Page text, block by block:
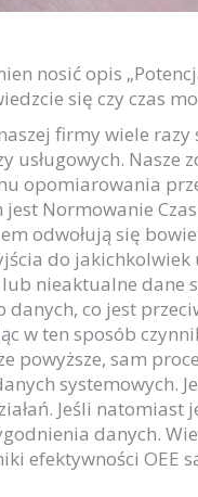
nosić opis
się czy czas
firmy wiele
usługowych. Nasze
opomiarowania
Normowanie
odwołują się
do
nieaktualne dane
co jest
w ten sposób
powyższe, sam
systemowych.
Jeśli natomiast
danych.
efektywności OEE